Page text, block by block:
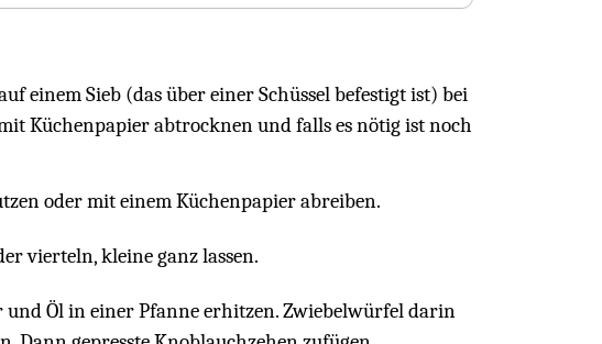
einem Sieb (das über einer Schüssel befestigt ist) bei
Küchenpapier abtrocknen und falls es nötig ist noch
oder mit einem Küchenpapier abreiben.
vierteln, kleine ganz lassen.
Öl in einer Pfanne erhitzen. Zwiebelwürfel darin